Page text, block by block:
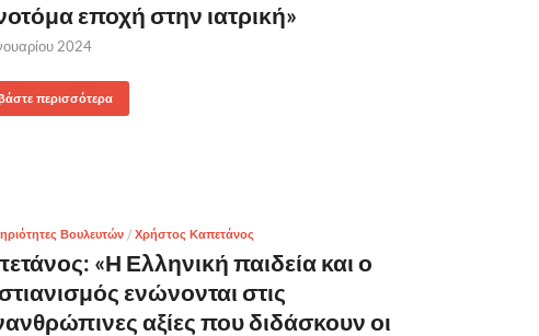
εποχή στην ιατρική»
2024
περισσότερα
Βουλευτών / Χρήστος Καπετάνος
«Η Ελληνική παιδεία και ο
ενώνονται στις
αξίες που διδάσκουν οι